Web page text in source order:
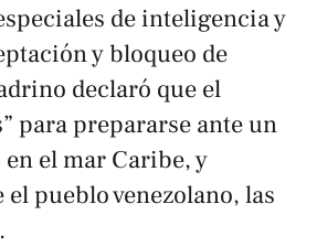
de inteligencia y
y bloqueo de
declaró que el
para prepararse ante un
el mar Caribe, y
pueblo venezolano, las